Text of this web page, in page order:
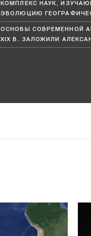
КОМПЛЕКС НАУК,
ЭВОЛЮЦИЮ
ОСНОВЫ СОВРЕМЕННОЙ
XIX В. ЗАЛОЖИЛИ